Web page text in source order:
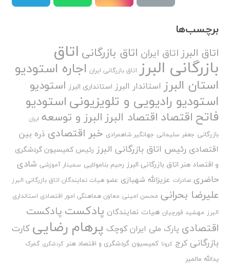
برچسب‌ها
اتاق البرزاتاق ایران اتاق بازرگانی اتاق
بازرگانی البرز اتاق بازرگانی ایران اجاره استودیو
استان البرز استاندار البرز استانداری البرز استودیو
استودیو رادیویی و تلویزیونیاستودیو
فاتح اقتصاد اقتصاد البرزالبرز و توسعه ایران
بازرگانی جعفر سلیمانی جهانگیر شاهمرادی خبر اقتصادی ذره بین
اقتصادی رئیس اتاق بازرگانی البرز رئیس کمیسیون گردشگری
و اقتصاد هنر اتاق بازرگانی البرز رحیم بنامولایی سمینار آموزشی شادی
حاضری صادرات عزیزالله شهبازی عضو هیات نمایندگان اتاق بازرگانی البرز
علیرضا بحرانی محسن امینی معاون هماهنگی امور اقتصادی استانداری
البرز مهشید قورچیان هیات نمایندگان پادکست پادکست
اقتصادی پارک ملی ایران کوچک پرهام رضایی کارت
بازرگانی کرج کرونا کمیسیون گردشگری و اقتصاد هنر گردشگری گمرک
یدالله مالمیر